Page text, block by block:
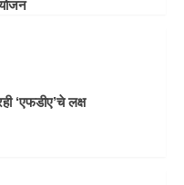
‘एफडीए’चे लक्ष